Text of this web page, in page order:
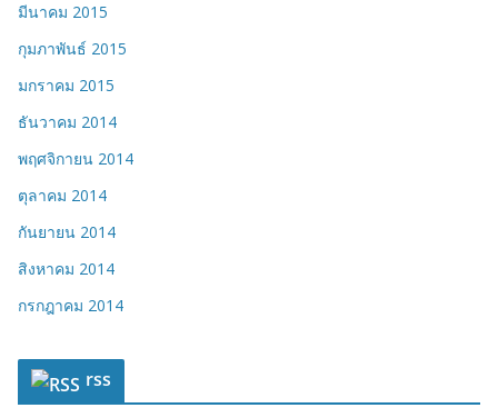
มีนาคม 2015
กุมภาพันธ์ 2015
มกราคม 2015
ธันวาคม 2014
พฤศจิกายน 2014
ตุลาคม 2014
กันยายน 2014
สิงหาคม 2014
กรกฎาคม 2014
rss